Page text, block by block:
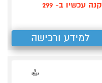
קנה עכשיו ב- 299
למידע ורכישה